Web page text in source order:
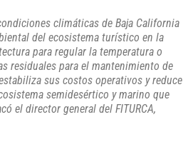
climáticas de Baja California
del ecosistema turístico en la
para regular la temperatura o
residuales para el mantenimiento de
sus costos operativos y reduce
semidesértico y marino que
el director general del FITURCA,